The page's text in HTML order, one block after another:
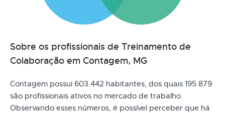
Sobre os profissionais de Treinamento de
Colaboração em Contagem, MG
Contagem possui 603.442 habitantes, dos quais 195.879
são profissionais ativos no mercado de trabalho.
Observando esses números, é possível perceber que há